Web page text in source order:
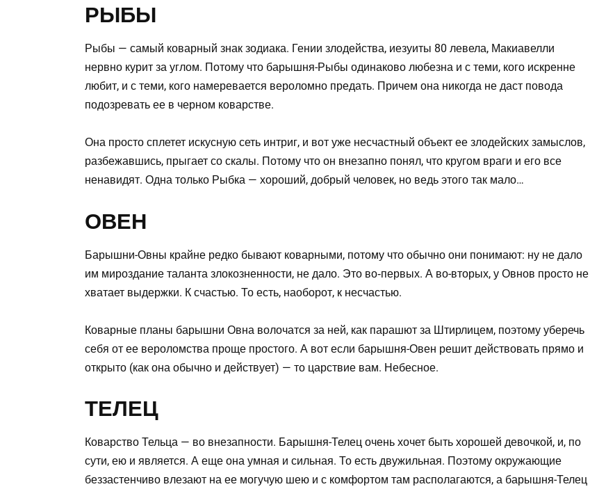
РЫБЫ
Рыбы — самый коварный знак зодиака. Гении злодейства, иезуиты 80 левела, Макиавелли
нервно курит за углом. Потому что барышня-Рыбы одинаково любезна и с теми, кого искренне
любит, и с теми, кого намеревается вероломно предать. Причем она никогда не даст повода
подозревать ее в черном коварстве.
Она просто сплетет искусную сеть интриг, и вот уже несчастный объект ее злодейских замыслов,
разбежавшись, прыгает со скалы. Потому что он внезапно понял, что кругом враги и его все
ненавидят. Одна только Рыбка — хороший, добрый человек, но ведь этого так мало…
ОВЕН
Барышни-Овны крайне редко бывают коварными, потому что обычно они понимают: ну не дало
им мироздание таланта злокозненности, не дало. Это во‑первых. А во-вторых, у Овнов просто не
хватает выдержки. К счастью. То есть, наоборот, к несчастью.
Коварные планы барышни Овна волочатся за ней, как парашют за Штирлицем, поэтому уберечь
себя от ее вероломства проще простого. А вот если барышня-Овен решит действовать прямо и
открыто (как она обычно и действует) — то царствие вам. Небесное.
ТЕЛЕЦ
Коварство Тельца — во внезапности. Барышня-Телец очень хочет быть хорошей девочкой, и, по
сути, ею и является. А еще она умная и сильная. То есть двужильная. Поэтому окружающие
беззастенчиво влезают на ее могучую шею и с комфортом там располагаются, а барышня-Телец